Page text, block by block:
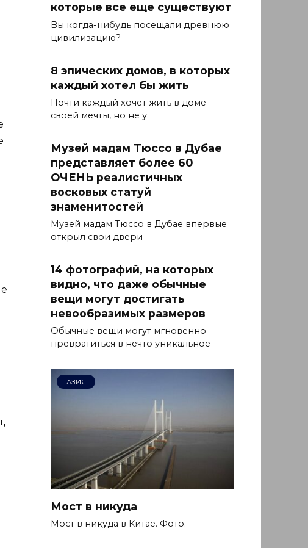
которые все еще существуют
Вы когда-нибудь посещали древнюю
цивилизацию?
8 эпических домов, в которых
каждый хотел бы жить
Почти каждый хочет жить в доме
своей мечты, но не у
Музей мадам Тюссо в Дубае
представляет более 60
ОЧЕНЬ реалистичных
восковых статуй
знаменитостей
Музей мадам Тюссо в Дубае впервые
открыл свои двери
14 фотографий, на которых
видно, что даже обычные
вещи могут достигать
невообразимых размеров
Обычные вещи могут мгновенно
превратиться в нечто уникальное
АЗИЯ
Мост в никуда
Мост в никуда в Китае. Фото.